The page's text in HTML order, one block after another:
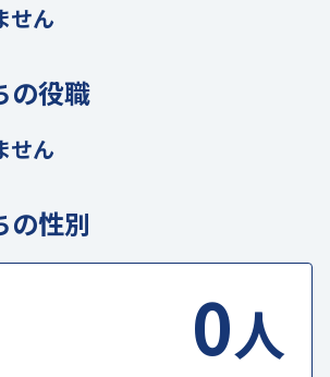
せん
の役職
せん
の性別
0人